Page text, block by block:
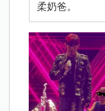
柔奶爸。